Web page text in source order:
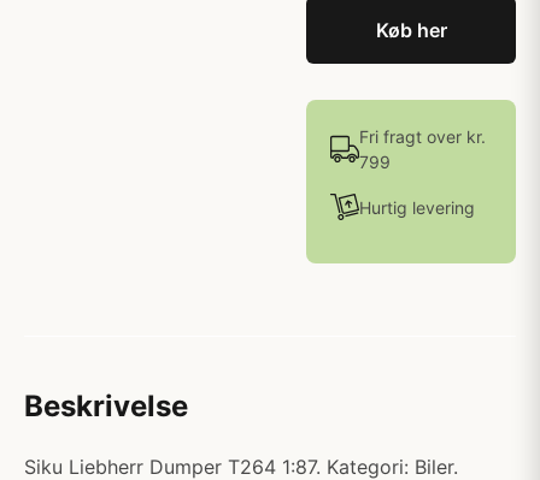
Køb her
Fri fragt over kr.
799
Hurtig levering
Beskrivelse
Siku Liebherr Dumper T264 1:87. Kategori: Biler.